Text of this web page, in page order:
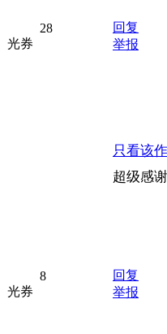
28
光券
回复
举报
8
光券
只看该
超级感
回复
举报